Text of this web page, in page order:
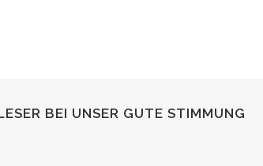
BEI UNSER GUTE STIMMUNG